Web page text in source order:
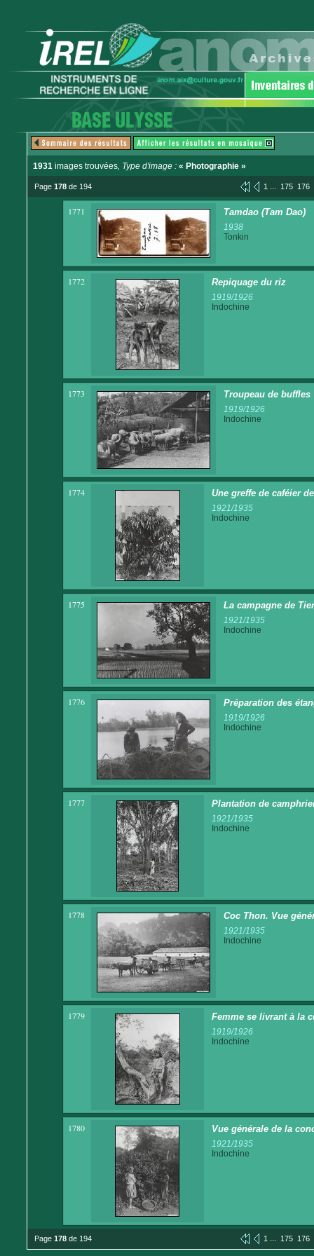
1931 images trouvées, Type d'image : « Photographie »
Page 178 de 194 1 ... 175 176
1771 Tamdao (Tam Dao)
1938
Tonkin
1772 Repiquage du riz
1919/1926
Indochine
1773 Troupeau de buffles
1919/1926
Indochine
1774 Une greffe de caféier
1921/1935
Indochine
1775 La campagne de
1921/1935
Indochine
1776 Préparation des
1919/1926
Indochine
1777 Plantation de
1921/1935
Indochine
1778 Coc Thon. Vue
1921/1935
Indochine
1779 Femme se livrant à la
1919/1926
Indochine
1780 Vue générale de la
1921/1935
Indochine
Page 178 de 194 1 ... 175 176